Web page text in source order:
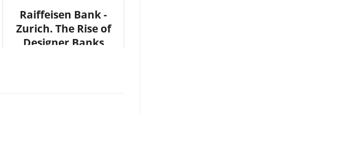
Raiffeisen Bank -
Zurich. The Rise of
Designer Banks